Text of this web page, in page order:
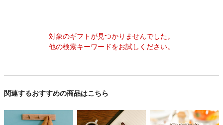
対象のギフトが見つかりませんでした。
他の検索キーワードをお試しください。
関連するおすすめの商品はこちら